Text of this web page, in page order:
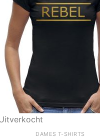
DAMES T-SHIRTS